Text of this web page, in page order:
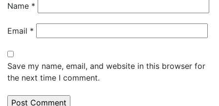
Name *
Email *
Save my name, email, and website in this browser for
the next time I comment.